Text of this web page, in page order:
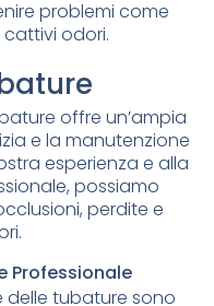
problemi come
odori.
offre un’ampia
e la manutenzione
esperienza e alla
possiamo
perdite e
Professionale
delle tubature sono